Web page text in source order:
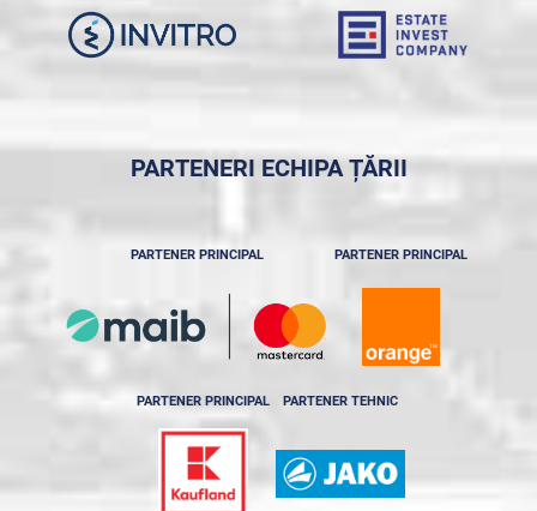
PARTENERI ECHIPA ȚĂRII
PARTENER PRINCIPAL PARTENER PRINCIPAL
PARTENER PRINCIPAL PARTENER TEHNIC